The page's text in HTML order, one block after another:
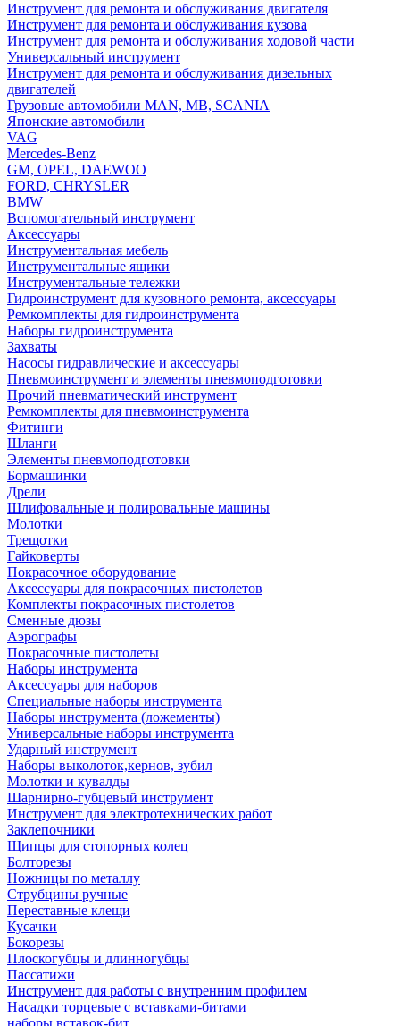
Инструмент для ремонта и обслуживания двигателя
Инструмент для ремонта и обслуживания кузова
Инструмент для ремонта и обслуживания ходовой части
Универсальный инструмент
Инструмент для ремонта и обслуживания дизельных
двигателей
Грузовые автомобили MAN, MB, SCANIA
Японские автомобили
VAG
Mercedes-Benz
GM, OPEL, DAEWOO
FORD, CHRYSLER
BMW
Вспомогательный инструмент
Аксессуары
Инструментальная мебель
Инструментальные ящики
Инструментальные тележки
Гидроинструмент для кузовного ремонта, аксессуары
Ремкомплекты для гидроинструмента
Наборы гидроинструмента
Захваты
Насосы гидравлические и аксессуары
Пневмоинструмент и элементы пневмоподготовки
Прочий пневматический инструмент
Ремкомплекты для пневмоинструмента
Фитинги
Шланги
Элементы пневмоподготовки
Бормашинки
Дрели
Шлифовальные и полировальные машины
Молотки
Трещотки
Гайковерты
Покрасочное оборудование
Аксессуары для покрасочных пистолетов
Комплекты покрасочных пистолетов
Сменные дюзы
Аэрографы
Покрасочные пистолеты
Наборы инструмента
Аксессуары для наборов
Специальные наборы инструмента
Наборы инструмента (ложементы)
Универсальные наборы инструмента
Ударный инструмент
Наборы выколоток,кернов, зубил
Молотки и кувалды
Шарнирно-губцевый инструмент
Инструмент для электротехнических работ
Заклепочники
Щипцы для стопорных колец
Болторезы
Ножницы по металлу
Струбцины ручные
Переставные клещи
Кусачки
Бокорезы
Плоскогубцы и длинногубцы
Пассатижи
Инструмент для работы с внутренним профилем
Насадки торцевые с вставками-битами
наборы вставок-бит